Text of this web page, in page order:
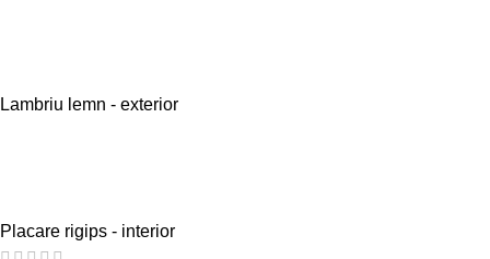
Lambriu lemn - exterior
Placare rigips - interior